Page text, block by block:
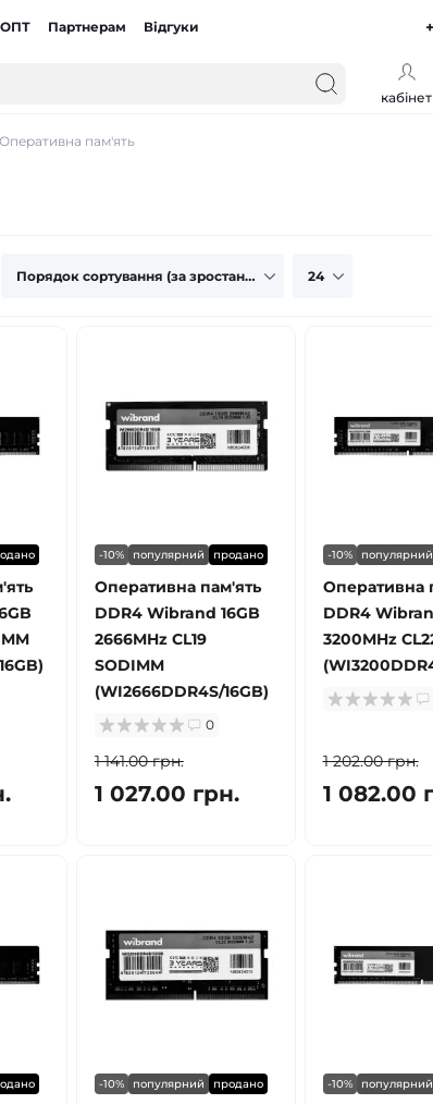
ОПТ Партнерам Відгуки
кабінет
Оперативна пам'ять
-10% популярний продано
Оперативна пам'ять
DDR4 Wibrand 16GB
2666MHz CL19
SODIMM
(WI2666DDR4S/16GB)
0
1 141.00 грн.
1 027.00 грн.
-10% популярний
Оперативна
DDR4
3200MHz
1 202.00 грн.
1 082.00
-10% популярний продано -10% популярний